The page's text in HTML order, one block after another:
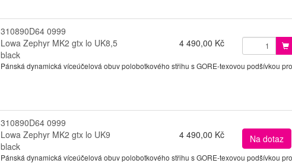
310890D64 0999
Lowa Zephyr MK2 gtx lo UK8,5
black
4 490,00 Kč
Pánská dynamická víceúčelová obuv polobotkového střihu s GORE-texovou podšívkou
310890D64 0999
Lowa Zephyr MK2 gtx lo UK9
black
4 490,00 Kč Na dotaz
Pánská dynamická víceúčelová obuv polobotkového střihu s GORE-texovou podšívkou